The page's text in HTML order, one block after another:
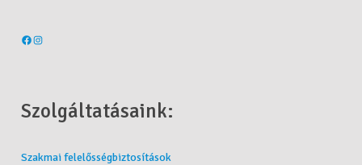
Szolgáltatásaink:
Szakmai felelősségbiztosítások